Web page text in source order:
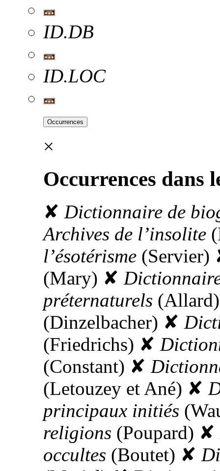
ID.DB
ID.LOC
Occurrences
×
Occurrences dans
✘ Dictionnaire de
Archives de l’insolite
l’ésotérisme (Servier)
(Mary) ✘
préternaturels (Allard)
(Dinzelbacher) ✘
(Friedrichs) ✘
(Constant) ✘
(Letouzey et Ané) ✘
principaux initiés
religions (Poupard) ✘
occultes (Boutet) ✘